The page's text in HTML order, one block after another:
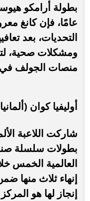
عامًا، فإن كانغ
التحديات، بعد
ومشكلات صحية،
منصات الجولف في
أوليفيا كوان
شاركت اللاعبة
بطولات سلسلة